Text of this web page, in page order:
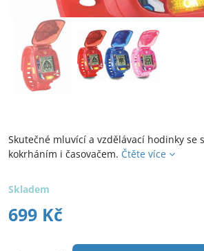
Skutečné mluvící a vzdělávací hodinky se
kokrháním i časovačem. Čtěte více
Skladem
699 Kč